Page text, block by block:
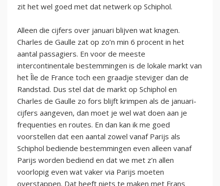
zit het wel goed met dat netwerk op Schiphol.
Alleen die cijfers over januari blijven wat knagen.
Charles de Gaulle zat op zo’n min 6 procent in het
aantal passagiers. En voor de meeste
intercontinentale bestemmingen is de lokale markt van
het Ȋle de France toch een graadje steviger dan de
Randstad. Dus stel dat de markt op Schiphol en
Charles de Gaulle zo fors blijft krimpen als de januari-
cijfers aangeven, dan moet je wel wat doen aan je
frequenties en routes. En dan kan ik me goed
voorstellen dat een aantal zowel vanaf Parijs als
Schiphol bediende bestemmingen even alleen vanaf
Parijs worden bediend en dat we met z’n allen
voorlopig even wat vaker via Parijs moeten
overstappen. Dat heeft niets te maken met Frans